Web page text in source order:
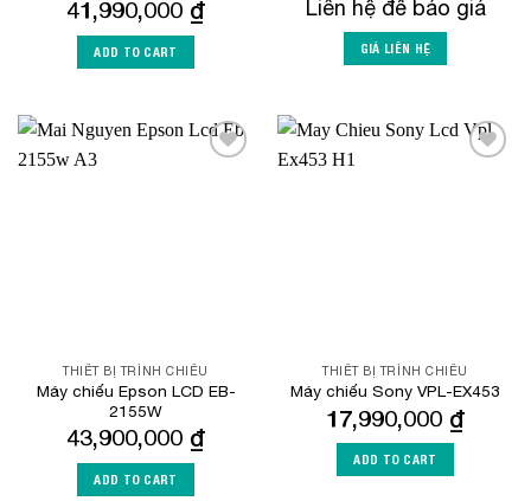
41,990,000 ₫
ADD TO CART
Liên hệ để báo giá
GIÁ LIÊN HỆ
THIẾT BỊ TRÌNH CHIẾU
Máy chiếu Epson LCD EB-
2155W
43,900,000 ₫
ADD TO CART
THIẾT BỊ TRÌNH CHIẾU
Máy chiếu Sony VPL-EX453
17,990,000 ₫
ADD TO CART